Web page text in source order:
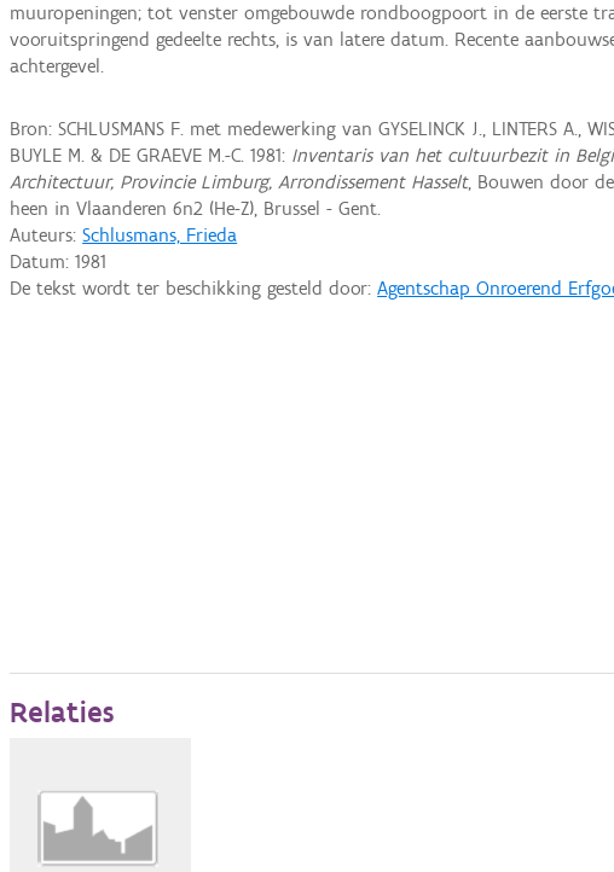
muuropeningen; tot venster omgebouwde rondboogpoort in de eerste
vooruitspringend gedeelte rechts, is van latere datum. Recente
achtergevel.
Bron: SCHLUSMANS F. met medewerking van GYSELINCK J., LINTERS A.,
BUYLE M. & DE GRAEVE M.-C. 1981: Inventaris van het cultuurbezit in
Architectuur, Provincie Limburg, Arrondissement Hasselt, Bouwen door
heen in Vlaanderen 6n2 (He-Z), Brussel - Gent.
Auteurs:Schlusmans, Frieda
Datum:1981
De tekst wordt ter beschikking gesteld door:Agentschap Onroerend
Relaties